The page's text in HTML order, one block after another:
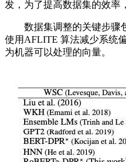
发，为了提高数据集的效率
数据集调整的关键步骤包
使用AFLITE 算法减少系统
为机器可以处理的向量。